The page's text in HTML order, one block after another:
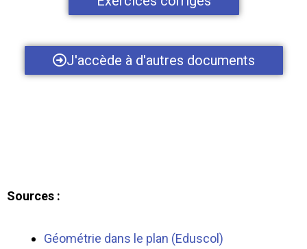
J'accède à d'autres documents
Sources :
Géométrie dans le plan (Eduscol)